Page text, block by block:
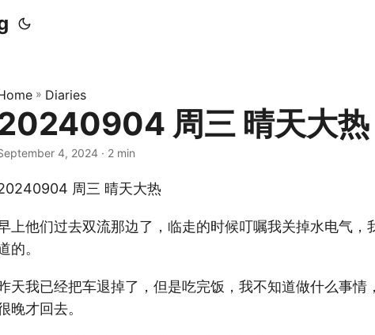
» Diaries
周三 晴天大热
4, 2024 · 2 min
周三 晴天大热
上他们过去双流那边了，临走的时候叮嘱我关掉水电气，
的。
天我已经把车退掉了，但是吃完饭，我不知道做什么事情
晚才回去。